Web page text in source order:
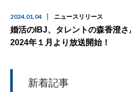
2024.01.04 ニュースリリース
婚活のIBJ、タレントの森香澄
2024年１月より放送開始！
新着記事